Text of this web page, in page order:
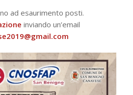
ad esaurimento posti.
inviando un’email